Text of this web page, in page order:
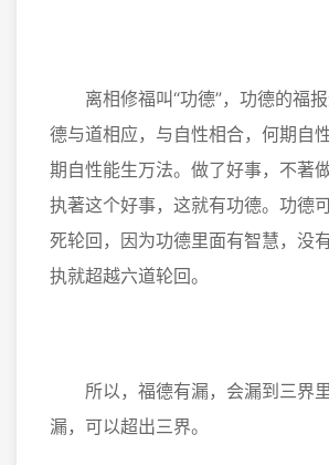
离相修福叫“功德”，功德的福报
德与道相应，与自性相合，何期自
期自性能生万法。做了好事，不著
执著这个好事，这就有功德。功德
死轮回，因为功德里面有智慧，没
执就超越六道轮回。
所以，福德有漏，会漏到三界
漏，可以超出三界。